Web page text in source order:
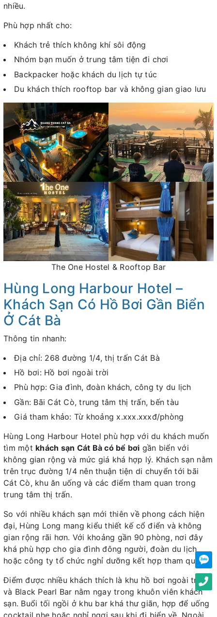
nhiều.
Phù hợp nhất cho:
Khách trẻ thích không khí sôi động
Nhóm bạn muốn ở trung tâm tiện đi chơi
Backpacker hoặc khách du lịch tự túc
Du khách thích rooftop bar và không gian giao lưu
The One Hostel & Rooftop Bar
Hùng Long Harbour Hotel –
Khách Sạn Có Hồ Bơi Gần Biển
Ở Cát Bà
Thông tin nhanh:
Địa chỉ: 268 đường 1/4, thị trấn Cát Bà
Hồ bơi: Hồ bơi ngoài trời
Phù hợp: Gia đình, đoàn khách, công ty du lịch
Gần: Bãi Cát Cò, trung tâm thị trấn, bến tàu
Giá tham khảo: Từ khoảng x.xxx.xxxđ/phòng
Hùng Long Harbour Hotel phù hợp với du khách muốn
tìm một khách sạn Cát Bà có bể bơi gần biển với
không gian rộng và mức giá khá hợp lý. Khách sạn nằm
trên trục đường 1/4 nên thuận tiện di chuyển tới bãi
Cát Cò, khu ăn uống và các điểm tham quan trong
trung tâm thị trấn.
So với nhiều khách sạn mới thiên về phong cách hiện
đại, Hùng Long mang kiểu thiết kế cổ điển và không
gian rộng rãi hơn. Với khoảng gần 90 phòng, nơi đây
khá phù hợp cho gia đình đông người, đoàn du lịch
hoặc công ty tổ chức nghỉ dưỡng kết hợp tham quan.
Điểm được nhiều khách thích là khu hồ bơi ngoài trời
và Black Pearl Bar nằm ngay trong khuôn viên khách
sạn. Buổi tối ngồi ở khu bar khá thư giãn, hợp để uống